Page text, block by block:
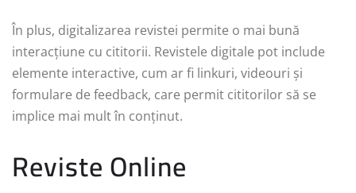
În plus, digitalizarea revistei permite o mai bună
interacțiune cu cititorii. Revistele digitale pot include
elemente interactive, cum ar fi linkuri, videouri și
formulare de feedback, care permit cititorilor să se
implice mai mult în conținut.
Reviste Online